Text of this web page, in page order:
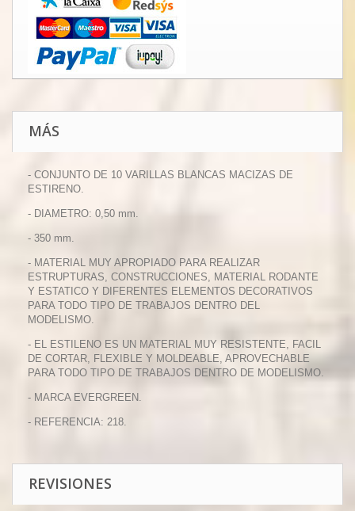
MÁS
- CONJUNTO DE 10 VARILLAS BLANCAS MACIZAS DE
ESTIRENO.
- DIAMETRO: 0,50 mm.
- 350 mm.
- MATERIAL MUY APROPIADO PARA REALIZAR
ESTRUPTURAS, CONSTRUCCIONES, MATERIAL RODANTE
Y ESTATICO Y DIFERENTES ELEMENTOS DECORATIVOS
PARA TODO TIPO DE TRABAJOS DENTRO DEL
MODELISMO.
- EL ESTILENO ES UN MATERIAL MUY RESISTENTE, FACIL
DE CORTAR, FLEXIBLE Y MOLDEABLE, APROVECHABLE
PARA TODO TIPO DE TRABAJOS DENTRO DE MODELISMO.
- MARCA EVERGREEN.
- REFERENCIA: 218.
REVISIONES